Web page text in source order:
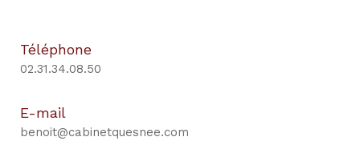
Téléphone
02.31.34.08.50
E-mail
benoit@cabinetquesnee.com